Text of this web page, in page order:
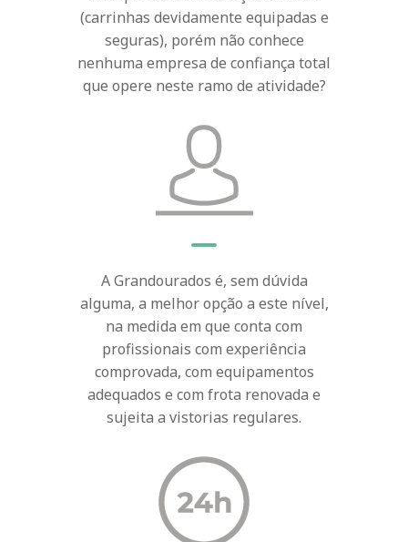
(carrinhas devidamente equipadas e
seguras), porém não conhece
nenhuma empresa de confiança total
que opere neste ramo de atividade?
A Grandourados é, sem dúvida
alguma, a melhor opção a este nível,
na medida em que conta com
profissionais com experiência
comprovada, com equipamentos
adequados e com frota renovada e
sujeita a vistorias regulares.